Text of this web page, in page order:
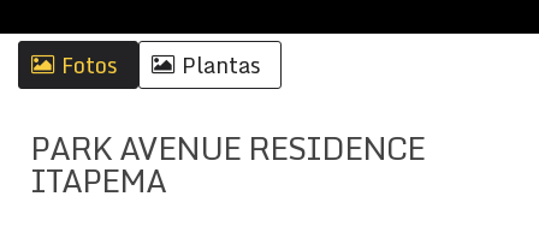
Fotos Plantas
PARK AVENUE RESIDENCE
ITAPEMA